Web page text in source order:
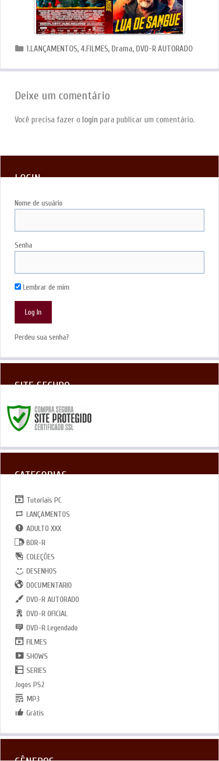
Categorias
1.LANÇAMENTOS,4.FILMES, Drama, DVD-R AUTORADO
Deixe um comentário
Você precisa fazer o login para publicar um comentário.
LOGIN
Nome de usuário
Senha
Lembrar de mim
Perdeu sua senha?
SITE SEGURO
CATEGORIAS
Tutoriais PC
LANÇAMENTOS
ADULTO XXX
BDR-R
COLEÇÕES
DESENHOS
DOCUMENTARIO
DVD-R AUTORADO
DVD-R OFICIAL
DVD-R Legendado
FILMES
SHOWS
SERIES
Jogos PS2
MP3
Grátis